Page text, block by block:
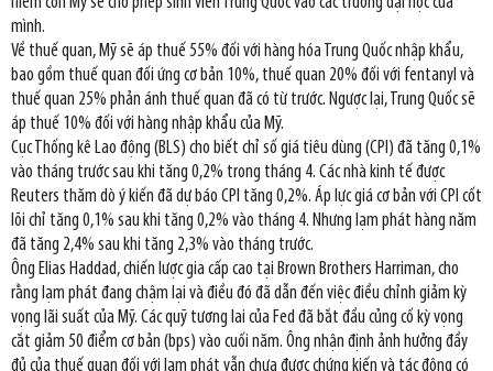
mình.
Về thuế quan, Mỹ sẽ áp thuế 55% đối với hàng hóa Trung Quốc nhập khẩu,
bao gồm thuế quan đối ứng cơ bản 10%, thuế quan 20% đối với fentanyl và
thuế quan 25% phản ánh thuế quan đã có từ trước. Ngược lại, Trung Quốc sẽ
áp thuế 10% đối với hàng nhập khẩu của Mỹ.
Cục Thống kê Lao động (BLS) cho biết chỉ số giá tiêu dùng (CPI) đã tăng 0,1%
vào tháng trước sau khi tăng 0,2% trong tháng 4. Các nhà kinh tế được
Reuters thăm dò ý kiến đã dự báo CPI tăng 0,2%. Áp lực giá cơ bản với CPI cốt
lõi chỉ tăng 0,1% sau khi tăng 0,2% vào tháng 4. Nhưng lạm phát hàng năm
đã tăng 2,4% sau khi tăng 2,3% vào tháng trước.
Ông Elias Haddad, chiến lược gia cấp cao tại Brown Brothers Harriman, cho
rằng lạm phát đang chậm lại và điều đó đã dẫn đến việc điều chỉnh giảm kỳ
vọng lãi suất của Mỹ. Các quỹ tương lai của Fed đã bắt đầu củng cố kỳ vọng
cắt giảm 50 điểm cơ bản (bps) vào cuối năm. Ông nhận định ảnh hưởng đầy
đủ của thuế quan đối với lạm phát vẫn chưa được chứng kiến và tác động có